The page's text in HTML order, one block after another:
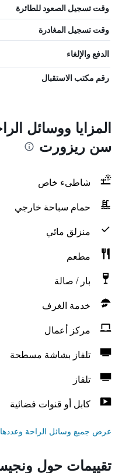
وقت تسجيل الصعود للطائرة
وقت تسجيل المغادرة
الدفع والإلغاء
رقم مكتب الاستقبال
المزايا ووسائل
سن ريزورت
شاطىء خاص
حمام سباحة خارجي
منزلق مائي
مطعم
بار / صالة
خدمة الغرف
مركز أعمال
تلفاز بشاشة مسطحة
تلفاز
كابل أو قنوات فضائية
عرض جميع وسائل الراحة وعددها 107
تقييمات حول